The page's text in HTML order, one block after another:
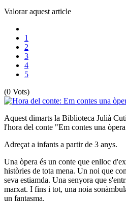
Valorar aquest article
1
2
3
4
5
(0 Vots)
Aquest dimarts la Biblioteca Julià
l'hora del conte "Em contes una
Adreçat a infants a partir de 3 anys.
Una òpera és un conte que enlloc
històries de tota mena. Un noi que
seva estiamda. Una senyora que
marxat. I fins i tot, una noia
un fantasma.